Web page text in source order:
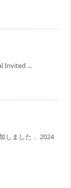
Invited ...
しました． 2024